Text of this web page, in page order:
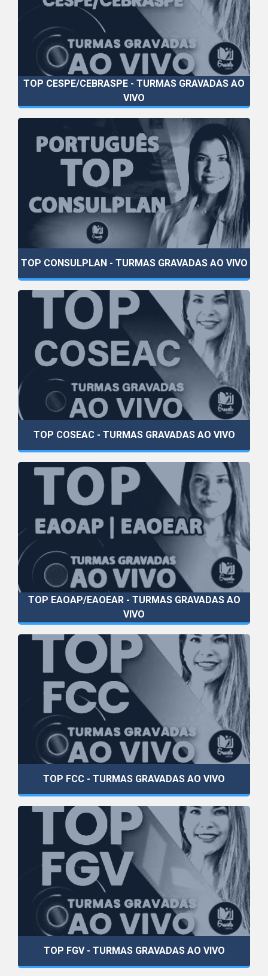
TOP CESPE/CEBRASPE - TURMAS GRAVADAS AO
VIVO
TOP CONSULPLAN - TURMAS GRAVADAS AO VIVO
TOP COSEAC - TURMAS GRAVADAS AO VIVO
TOP EAOAP/EAOEAR - TURMAS GRAVADAS AO
VIVO
TOP FCC - TURMAS GRAVADAS AO VIVO
TOP FGV - TURMAS GRAVADAS AO VIVO